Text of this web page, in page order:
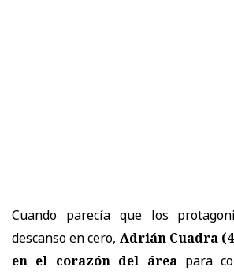
Cuando parecía que los
descanso en cero, Adrián Cuadra
en el corazón del áreapara